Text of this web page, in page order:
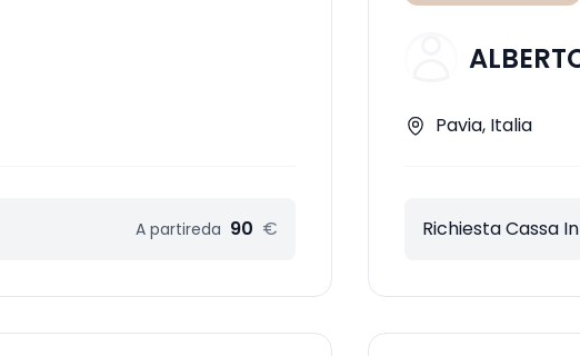
A partireda 90 €
Pavia, Italia
Richiesta Cassa